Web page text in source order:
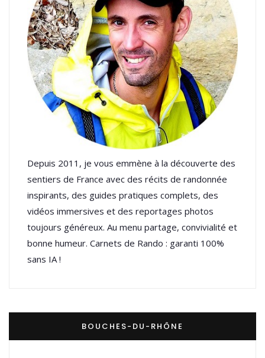
Depuis 2011, je vous emmène à la découverte des
sentiers de France avec des récits de randonnée
inspirants, des guides pratiques complets, des
vidéos immersives et des reportages photos
toujours généreux. Au menu partage, convivialité et
bonne humeur. Carnets de Rando : garanti 100%
sans IA !
BOUCHES-DU-RHÔNE